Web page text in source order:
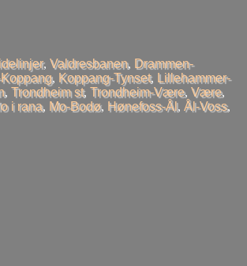
, Valdresbanen, Drammen-
, Koppang-Tynset, Lillehammer-
, Trondheim st, Trondheim-Være, Være,
i rana, Mo-Bodø, Hønefoss-Ål, Ål-Voss,